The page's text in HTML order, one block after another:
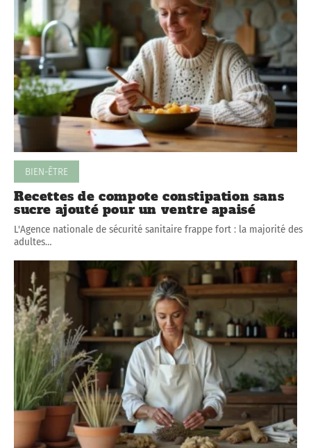
BIEN-ÊTRE
Recettes de compote constipation sans
sucre ajouté pour un ventre apaisé
L'Agence nationale de sécurité sanitaire frappe fort : la majorité des
adultes…